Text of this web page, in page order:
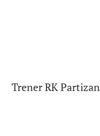
Trener RK